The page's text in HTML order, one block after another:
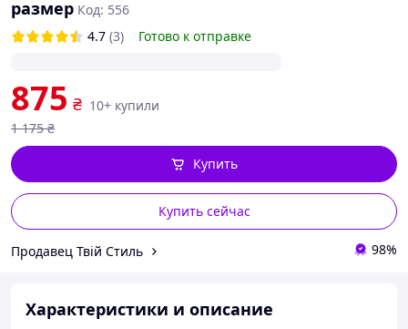
размер Код: 556
4.7 (3) Готово к отправке
875 ₴ 10+ купили
1 175 ₴
Купить сейчас
Купить
Продавец Твій Стиль 98%
Характеристики и описание